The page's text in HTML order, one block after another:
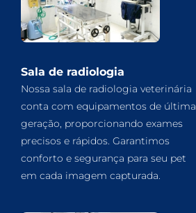
Sala de radiologia
Nossa sala de radiologia veterinária
conta com equipamentos de última
geração, proporcionando exames
precisos e rápidos. Garantimos
conforto e segurança para seu pet
em cada imagem capturada.